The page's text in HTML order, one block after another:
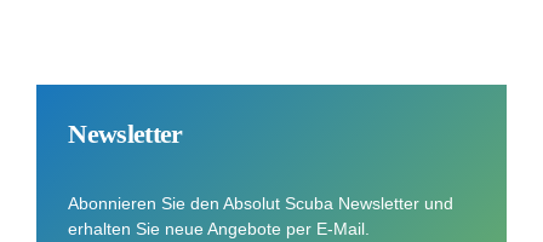
Newsletter
Abonnieren Sie den Absolut Scuba Newsletter und
erhalten Sie neue Angebote per E-Mail.